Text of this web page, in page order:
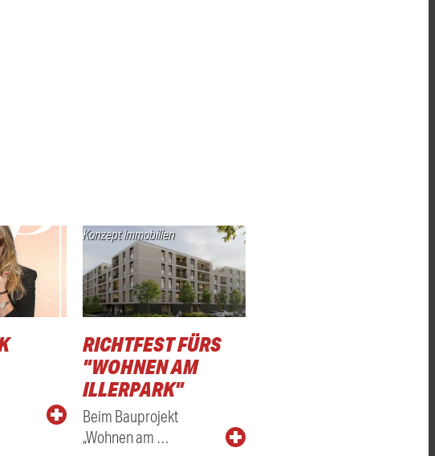
Konzept Immobilien
RICHTFEST FÜRS
"WOHNEN AM
ILLERPARK"
Beim Bauprojekt
„Wohnen am …